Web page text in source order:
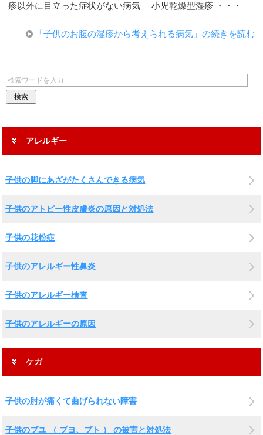
疹以外に目立った症状がない病気 小児乾燥型湿疹 ・・・
「子供のお腹の湿疹から考えられる病気」の続きを読む
アレルギー
子供の脚にあざがたくさんできる病気
子供のアトピー性皮膚炎の原因と対処法
子供の花粉症
子供のアレルギー性鼻炎
子供のアレルギー検査
子供のアレルギーの原因
ケガ
子供の肘が痛くて曲げられない障害
子供のブユ （ ブヨ、ブト ） の被害と対処法